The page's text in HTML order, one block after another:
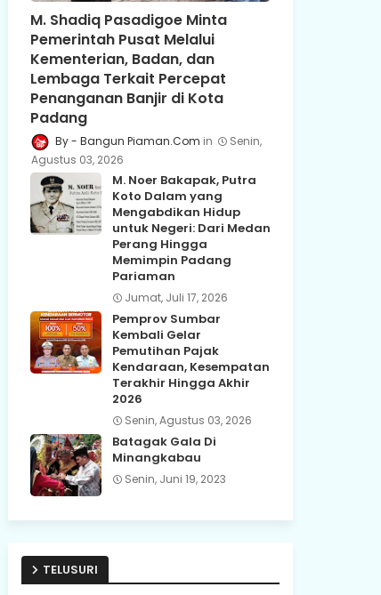
M. Shadiq Pasadigoe Minta
Pemerintah Pusat Melalui
Kementerian, Badan, dan
Lembaga Terkait Percepat
Penanganan Banjir di Kota
Padang
Bangun Piaman.Com
Senin,
Agustus 03, 2026
M. Noer Bakapak, Putra
Koto Dalam yang
Mengabdikan Hidup
untuk Negeri: Dari Medan
Perang Hingga
Memimpin Padang
Pariaman
Jumat, Juli 17, 2026
Pemprov Sumbar
Kembali Gelar
Pemutihan Pajak
Kendaraan, Kesempatan
Terakhir Hingga Akhir
2026
Senin, Agustus 03, 2026
Batagak Gala Di
Minangkabau
Senin, Juni 19, 2023
TELUSURI